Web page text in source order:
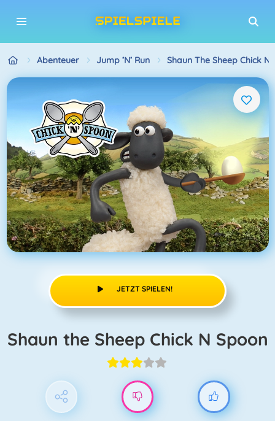
Abenteuer Jump ’n’ Run Shaun The Sheep Chick N
JETZT SPIELEN!
Shaun the Sheep Chick N Spoon